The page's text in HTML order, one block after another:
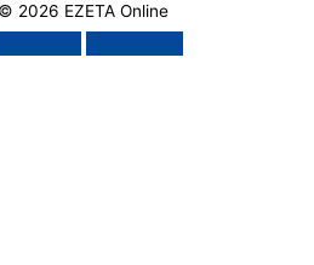
2026 EZETA Online